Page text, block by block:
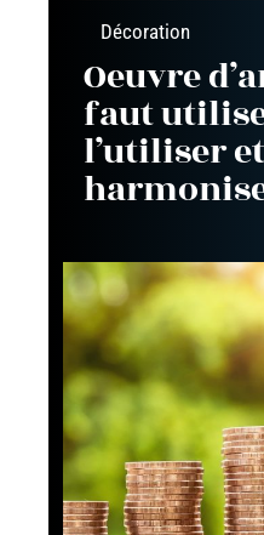
Décoration
Oeuvre
faut
l’utiliser